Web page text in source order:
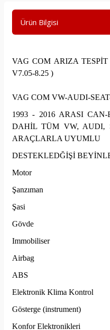
Ürün Bilgisi
VAG COM ARIZA
V7.05-8.25 )
VAG COM VW-AUDI-
1993 - 2016 ARASI
DAHİL TÜM VW, AUDI,
ARAÇLARLA UYUMLU
DESTEKLEDĞİŞİ
Motor
Şanzıman
Şasi
Gövde
Immobiliser
Airbag
ABS
Elektronik Klima Kontrol
Gösterge (instrument)
Konfor Elektronikleri